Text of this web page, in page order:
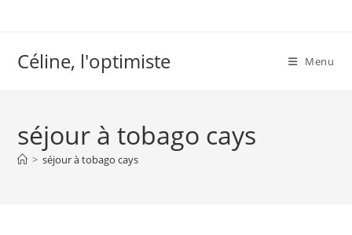
Céline, l'optimiste Menu
séjour à tobago cays
> séjour à tobago cays